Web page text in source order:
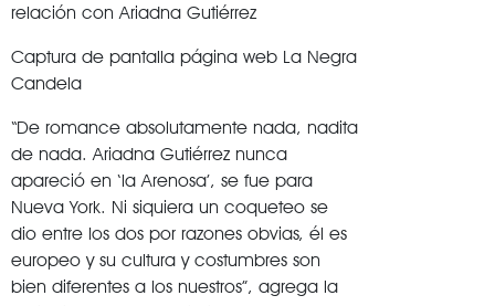
relación con Ariadna Gutiérrez
Captura de pantalla página web La Negra
Candela
“De romance absolutamente nada, nadita
de nada. Ariadna Gutiérrez nunca
apareció en ‘la Arenosa’, se fue para
Nueva York. Ni siquiera un coqueteo se
dio entre los dos por razones obvias, él es
europeo y su cultura y costumbres son
bien diferentes a los nuestros”, agrega la